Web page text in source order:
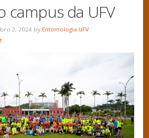
campus da UFV
2, 2024 by Entomologia UFV